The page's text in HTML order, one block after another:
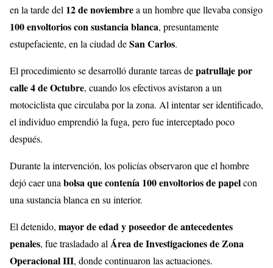
en la tarde del 12 de noviembrea un hombre que llevaba consigo
100 envoltorios con sustancia blanca, presuntamente
estupefaciente, en la ciudad deSan Carlos.
El procedimiento se desarrolló durante tareas depatrullaje por
calle 4 de Octubre, cuando los efectivos avistaron a un
motociclista que circulaba por la zona. Al intentar ser identificado,
el individuo emprendió la fuga, pero fue interceptado poco
después.
Durante la intervención, los policías observaron que el hombre
dejó caer una bolsa que contenía 100 envoltorios de papelcon
una sustancia blanca en su interior.
El detenido, mayor de edad y poseedor de antecedentes
penales, fue trasladado al Área de Investigaciones de Zona
Operacional III, donde continuaron las actuaciones.